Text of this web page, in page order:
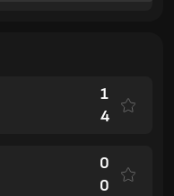
1
4
0
0